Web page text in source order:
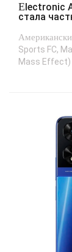
Electronic Arts закрыла рекордную сделку и
стала
Sports FC,
Mass Effect)